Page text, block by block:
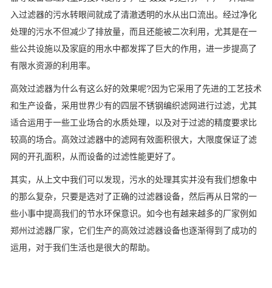
入过滤器的污水转眼间就成了清澈透明的水从出口流出。经过净化
处理的污水不但减少了排放量，而且还能被二次利用，尤其是在一
些公共设施以及家庭的用水中都发挥了巨大的作用，进一步提高了
有限水资源的利用率。
高效过滤器为什么有这么好的效果呢?因为它采用了先进的工艺技术
和生产设备，采用世界少有的四层不锈钢编织滤网进行过滤，尤其
适合运用于一些工业场合的水质处理，以及对于过滤的精度要求比
较高的场合。高效过滤器中的滤网有效面积很大，大限度保证了滤
网的开孔面积，从而设备的过滤性能更好了。
其实，从上文中我们可以发现，污水的处理其实并没有我们想象中
的那么复杂，只要是选对了正确的过滤器设备，然后再从日常的一
些小事中提高我们的节水环保意识。如今也有越来越多的厂家例如
郑州过滤器厂家，它们生产的高效过滤器设备也逐渐得到了成功的
运用，对于我们生活也是很大的帮助。